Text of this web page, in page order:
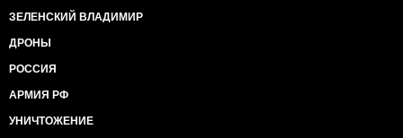
ЗЕЛЕНСКИЙ ВЛАДИМИР
ДРОНЫ
РОССИЯ
АРМИЯ РФ
УНИЧТОЖЕНИЕ